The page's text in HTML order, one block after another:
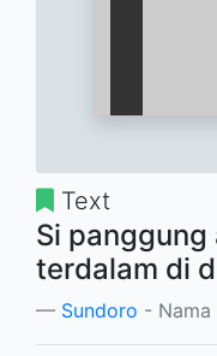
Text
Si
terdalam di
Sundoro - Nama